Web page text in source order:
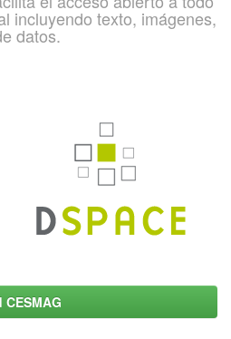
incluyendo texto, imágenes,
datos.